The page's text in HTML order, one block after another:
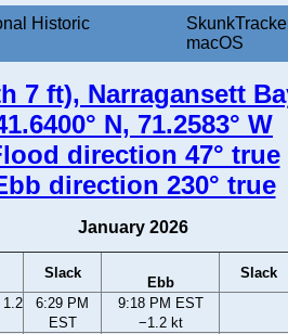
Historic
macOS
7 ft), Narragansett
N, 71.2583° W
direction 47° true
direction 230° true
January 2026
Slack
Ebb
Slack
1.2
6:29 PM
EST
9:18 PM EST
−1.2 kt